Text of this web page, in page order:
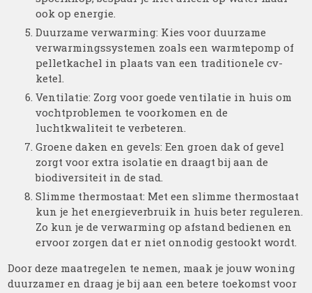
ook op energie.
Duurzame verwarming: Kies voor duurzame
verwarmingssystemen zoals een warmtepomp of
pelletkachel in plaats van een traditionele cv-
ketel.
Ventilatie: Zorg voor goede ventilatie in huis om
vochtproblemen te voorkomen en de
luchtkwaliteit te verbeteren.
Groene daken en gevels: Een groen dak of gevel
zorgt voor extra isolatie en draagt bij aan de
biodiversiteit in de stad.
Slimme thermostaat: Met een slimme thermostaat
kun je het energieverbruik in huis beter reguleren.
Zo kun je de verwarming op afstand bedienen en
ervoor zorgen dat er niet onnodig gestookt wordt.
Door deze maatregelen te nemen, maak je jouw woning
duurzamer en draag je bij aan een betere toekomst voor